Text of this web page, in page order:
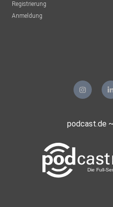
Registrierung
Anmeldung
podcast.de